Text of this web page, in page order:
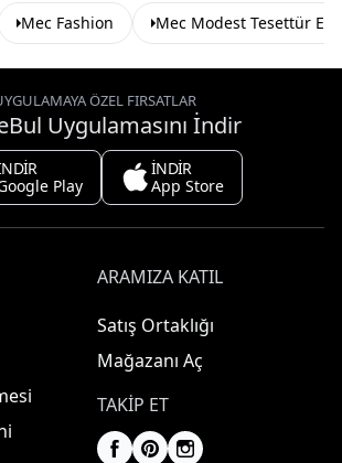
Mec Fashion Mec Modest Tesettür
ÖZEL FIRSATLAR
Uygulamasını İndir
Play
İNDİR
App Store
ARAMIZA KATIL
Satış Ortaklığı
Mağazanı Aç
TAKIP ET